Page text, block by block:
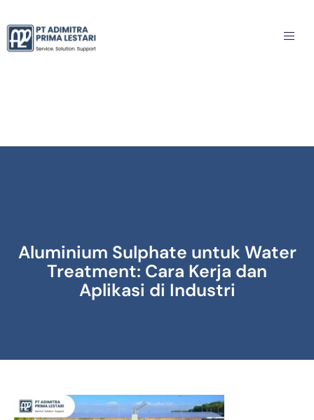
Aluminium Sulphate untuk Water
Treatment: Cara Kerja dan
Aplikasi di Industri